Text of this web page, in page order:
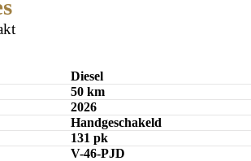
Bereken mijn maandbedrag
Diesel
50 km
2026
Handgeschakeld
131 pk
V-46-PJD